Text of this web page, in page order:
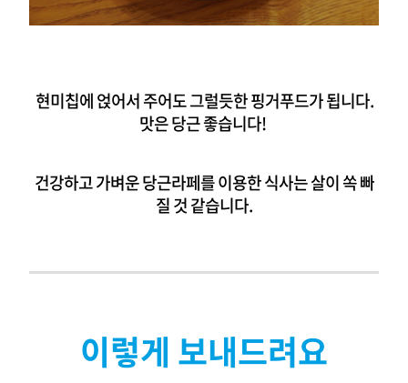
현미칩에 얹어서 주어도 그럴듯한 핑거푸드가 됩니다.
맛은 당근 좋습니다!
건강하고 가벼운 당근라페를 이용한 식사는 살이 쏙 빠
질 것 같습니다.
이렇게 보내드려요